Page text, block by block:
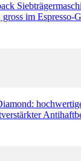
im Espresso-